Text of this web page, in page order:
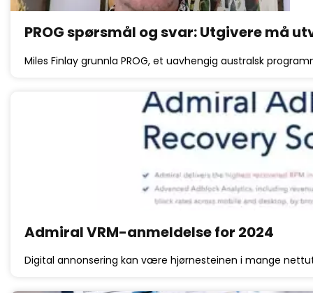
PROG spørsmål og svar: Utgivere må
Miles Finlay grunnla PROG, et uavhengig australsk
Admiral VRM-anmeldelse for 2024
Digital annonsering kan være hjørnesteinen i mange